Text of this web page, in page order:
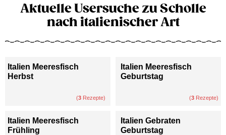
Aktuelle Usersuche zu Scholle
nach italienischer Art
Italien Meeresfisch
Herbst
(3 Rezepte)
Italien Meeresfisch
Geburtstag
(3 Rezepte)
Italien Meeresfisch
Frühling
Italien Gebraten
Geburtstag